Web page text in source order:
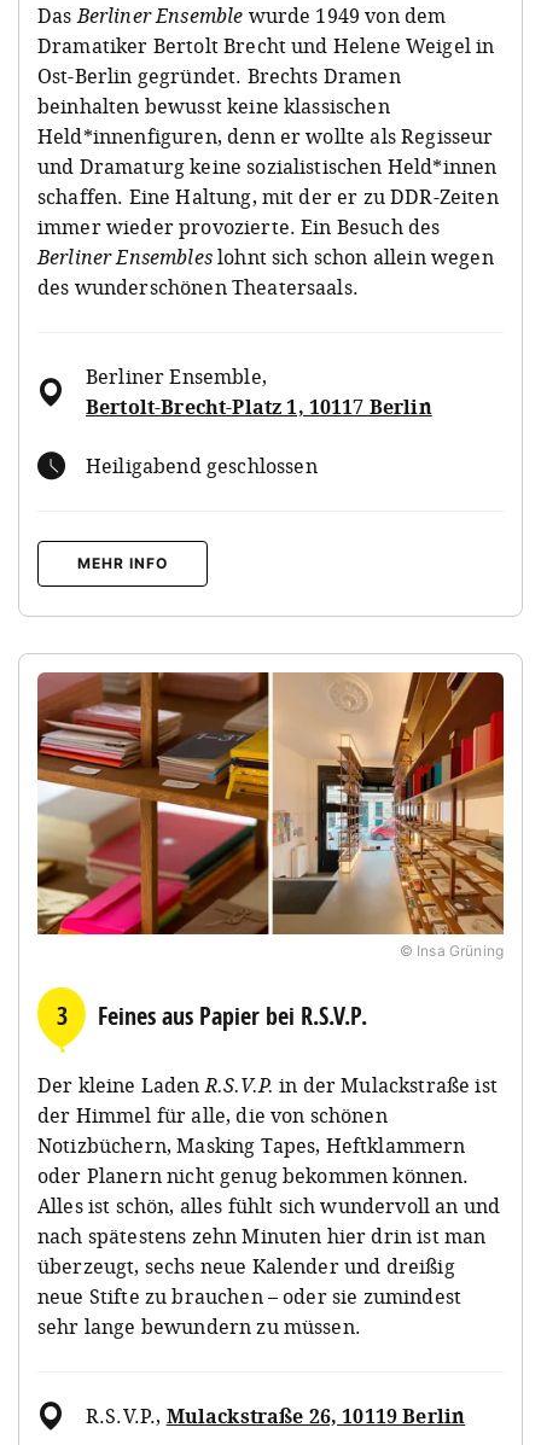
DasBerliner Ensemble wurde 1949 von dem
Dramatiker Bertolt Brecht und Helene Weigel in
Ost-Berlin gegründet. Brechts Dramen
beinhalten bewusst keine klassischen
Held*innenfiguren, denn er wollte als Regisseur
und Dramaturg keine sozialistischen Held*innen
schaffen. Eine Haltung, mit der er zu DDR-Zeiten
immer wieder provozierte. Ein Besuch des
Berliner Ensembleslohnt sich schon allein wegen
des wunderschönen Theatersaals.
Berliner Ensemble,
Bertolt-Brecht-Platz 1, 10117 Berlin
Heiligabend geschlossen
MEHR INFO
© Insa Grüning
3 Feines aus Papier bei R.S.V.P.
Der kleine LadenR.S.V.P. in der Mulackstraße ist
der Himmel für alle, die von schönen
Notizbüchern, Masking Tapes, Heftklammern
oder Planern nicht genug bekommen können.
Alles ist schön, alles fühlt sich wundervoll an und
nach spätestens zehn Minuten hier drin ist man
überzeugt, sechs neue Kalender und dreißig
neue Stifte zu brauchen – oder sie zumindest
sehr lange bewundern zu müssen.
R.S.V.P., Mulackstraße 26, 10119 Berlin